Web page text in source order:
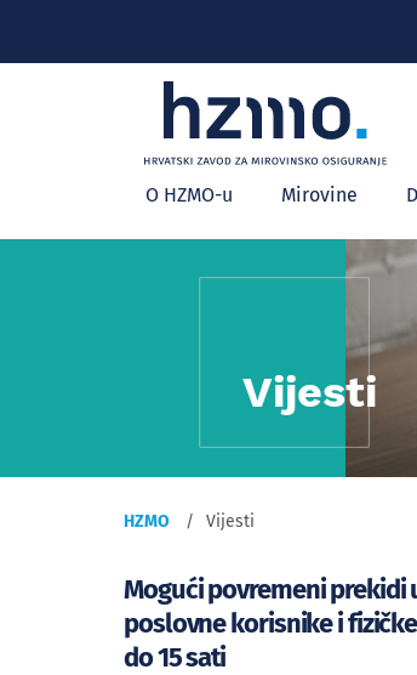
Glavni
izbornik
O HZMO-u Mirovine
Vijesti
HZMO Vijesti
Mogući povremeni prekidi
poslovne korisnike i
do 15 sati